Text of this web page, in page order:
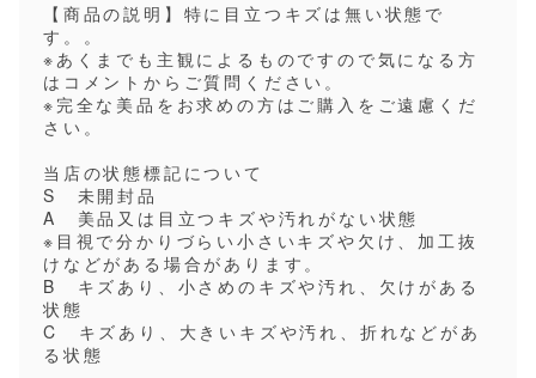
【商品の説明】特に目立つキズは無い状態で
す。。
※あくまでも主観によるものですので気になる方
はコメントからご質問ください。
※完全な美品をお求めの方はご購入をご遠慮くだ
さい。
当店の状態標記について
S 未開封品
A 美品又は目立つキズや汚れがない状態
※目視で分かりづらい小さいキズや欠け、加工抜
けなどがある場合があります。
B キズあり、小さめのキズや汚れ、欠けがある
状態
C キズあり、大きいキズや汚れ、折れなどがあ
る状態